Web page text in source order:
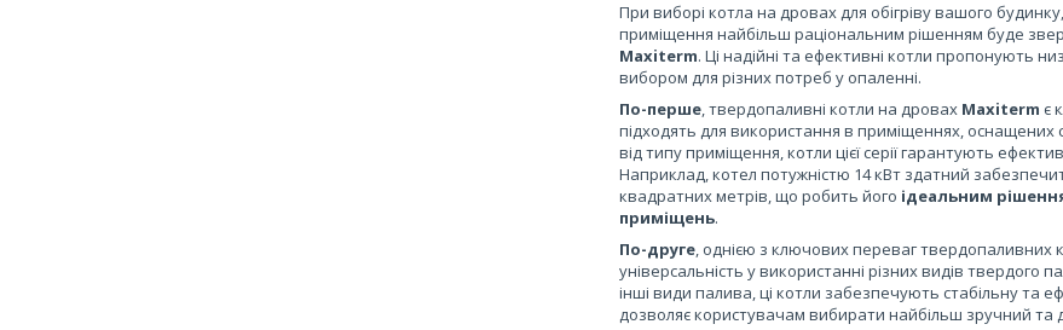
При виборі котла на дровах для обігріву вашого
приміщення найбільш раціональним рішенням буде
Maxiterm. Ці надійні та ефективні котли пропонують
вибором для різних потреб у опаленні.
По-перше, твердопаливні котли на дровах Maxiterm є
підходять для використання в приміщеннях,
від типу приміщення, котли цієї серії гарантують
Наприклад, котел потужністю 14 кВт здатний
квадратних метрів, що робить його ідеальним
приміщень.
По-друге, однією з ключових переваг твердопаливних
універсальність у використанні різних видів твердого
інші види палива, ці котли забезпечують стабільну та
дозволяє користувачам вибирати найбільш зручний